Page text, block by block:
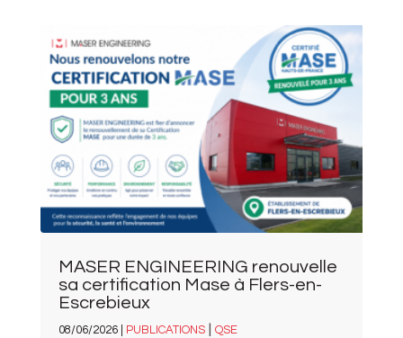
MASER ENGINEERING renouvelle
sa certification Mase à Flers-en-
Escrebieux
08/06/2026 | PUBLICATIONS| QSE